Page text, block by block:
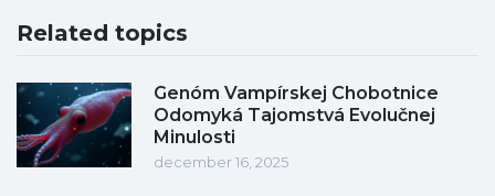
Related topics
Genóm Vampírskej Chobotnice
Odomyká Tajomstvá Evolučnej
Minulosti
december 16, 2025